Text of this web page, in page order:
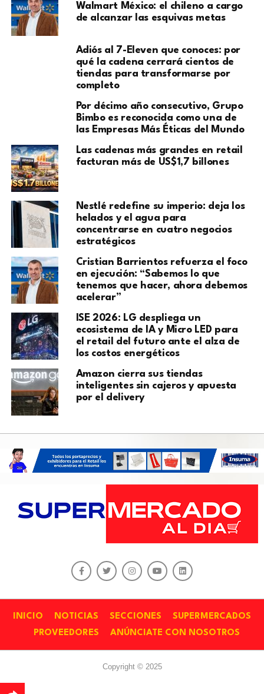
Walmart México: el chileno a cargo
de alcanzar las esquivas metas
Adiós al 7-Eleven que conoces: por
qué la cadena cerrará cientos de
tiendas para transformarse por
completo
Por décimo año consecutivo, Grupo
Bimbo es reconocida como una de
las Empresas Más Éticas del Mundo
Las cadenas más grandes en retail
facturan más de US$1,7 billones
Nestlé redefine su imperio: deja los
helados y el agua para
concentrarse en cuatro negocios
estratégicos
Cristian Barrientos refuerza el foco
en ejecución: “Sabemos lo que
tenemos que hacer, ahora debemos
acelerar”
ISE 2026: LG despliega un
ecosistema de IA y Micro LED para
el retail del futuro ante el alza de
los costos energéticos
Amazon cierra sus tiendas
inteligentes sin cajeros y apuesta
por el delivery
INICIO NOTICIAS SECCIONES
SUPERMERCADOS
PROVEEDORES
ANÚNCIATE CON NOSOTROS
Copyright © 2025